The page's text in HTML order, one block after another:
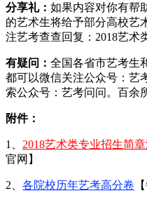
分享礼： 如果内容对你有帮
的艺术生将给予部分高校艺
注艺考查查回复：2018艺术
有疑问： 全国各省市艺考生
都可以微信关注公众号：艺
索公众号：艺考问问。百余
附件：
1、 2018艺术类专业招生简
官网】
2、 各院校历年艺考高分卷